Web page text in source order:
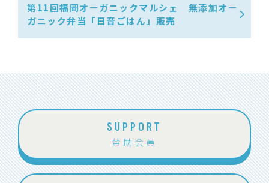
第11回福岡オーガニックマルシェ 無添加オー
ガニック弁当「日音ごはん」販売
SUPPORT
賛助会員